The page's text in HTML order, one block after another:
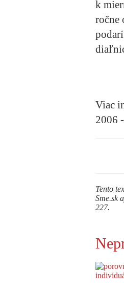
k
ročne
Viac
2006
Tento
Sme.sk
227.